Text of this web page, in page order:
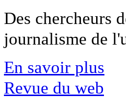
Des chercheurs
journalisme de
En savoir plus
Revue du web